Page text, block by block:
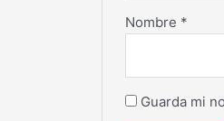
Nombre *
Guarda mi